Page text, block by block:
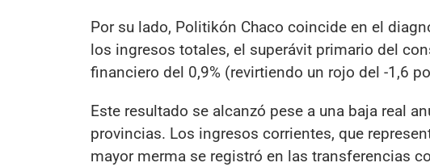
Por su lado, Politikón Chaco coincide en el
los ingresos totales, el superávit primario del
financiero del 0,9% (revirtiendo un rojo del -1,6
Este resultado se alcanzó pese a una baja real
provincias. Los ingresos corrientes, que
mayor merma se registró en las transferencias